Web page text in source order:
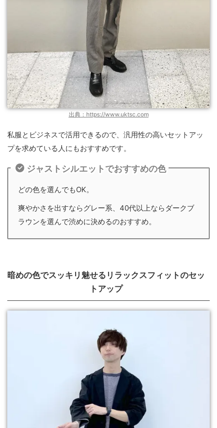
出典：https://www.uktsc.com
私服とビジネスで活用できるので、汎用性の高いセットアッ
プを求めている人にもおすすめです。
ジャストシルエットでおすすめの色
どの色を選んでもOK。
爽やかさを出すならグレー系、40代以上ならダークブ
ラウンを選んで渋めに決めるのおすすめ。
暗めの色でスッキリ魅せるリラックスフィットのセッ
トアップ